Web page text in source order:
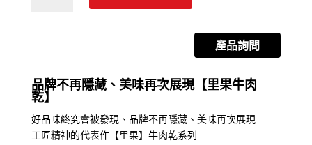
產品詢問
品牌不再隱藏、美味再次展現【里果牛肉
乾】
好品味終究會被發現、品牌不再隱藏、美味再次展現
工匠精神的代表作【里果】牛肉乾系列